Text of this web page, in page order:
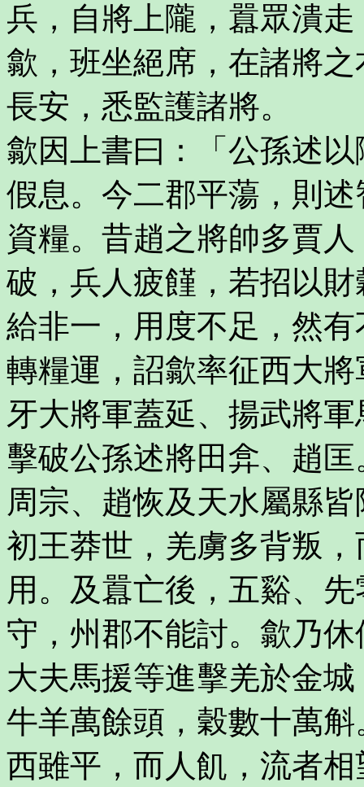
兵，自將上隴，囂眾潰
歙，班坐絕席，在諸將
長安，悉監護諸將。
歙因上書曰：「公孫述
假息。今二郡平蕩，則
資糧。昔趙之將帥多賈
破，兵人疲饉，若招以
給非一，用度不足，然
轉糧運，詔歙率征西大
牙大將軍蓋延、揚武將
擊破公孫述將田弇、趙
周宗、趙恢及天水屬縣皆
初王莽世，羌虜多背叛
用。及囂亡後，五谿、
守，州郡不能討。歙乃
大夫馬援等進擊羌於金
牛羊萬餘頭，穀數十萬
西雖平，而人飢，流者